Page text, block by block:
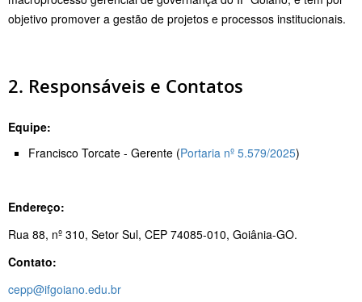
objetivo promover a gestão de projetos e processos institucionais.
2. Responsáveis e Contatos
Equipe:
Francisco Torcate - Gerente (Portaria nº 5.579/2025)
Endereço:
Rua 88, nº 310, Setor Sul, CEP 74085-010, Goiânia-GO.
Contato:
cepp@ifgoiano.edu.br